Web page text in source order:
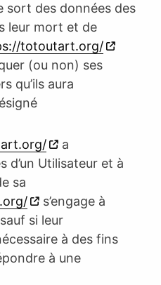
sort des données des
leur mort et de
totoutart.org/
(ou non) ses
qu’ils aura
a
d’un Utilisateur et à
sa
s’engage à
si leur
à des fins
à une